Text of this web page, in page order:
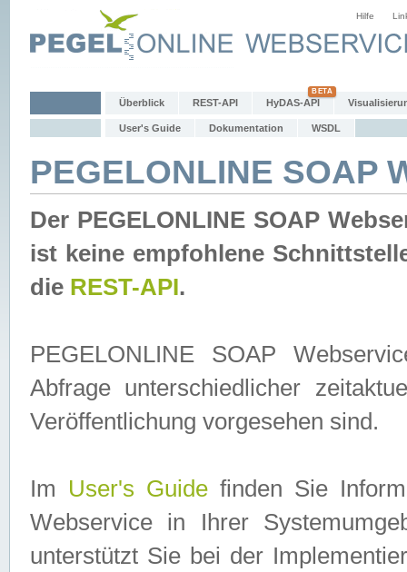
Hilfe
Überblick REST-API HyDAS-API
User's Guide Dokumentation WSDL
PEGELONLINE SOAP
Der PEGELONLINE SOAP
ist keine empfohlene
die REST-API.
PEGELONLINE SOAP
Abfrage unterschiedlicher
Veröffentlichung vorgesehen sind.
Im User's Guidefinden Sie
Webservice in Ihrer
unterstützt Sie bei der